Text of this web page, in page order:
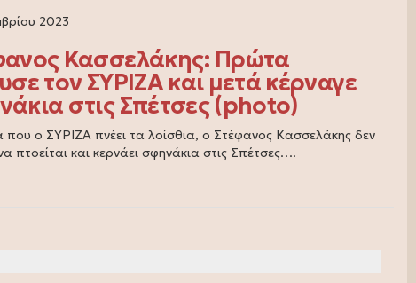
2023
Κασσελάκης: Πρώτα
τον ΣΥΡΙΖΑ και μετά κέρναγε
στις Σπέτσες (photo)
που ο ΣΥΡΙΖΑ πνέει τα λοίσθια, ο Στέφανος Κασσελάκης δεν
πτοείται και κερνάει σφηνάκια στις Σπέτσες….